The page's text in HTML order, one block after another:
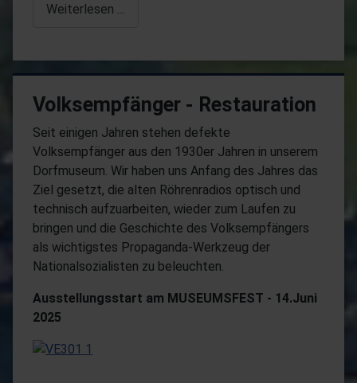
Weiterlesen …
Volksempfänger - Restauration
Seit einigen Jahren stehen defekte
Volksempfänger aus den 1930er Jahren in unserem
Dorfmuseum. Wir haben uns Anfang des Jahres das
Ziel gesetzt, die alten Röhrenradios optisch und
technisch aufzuarbeiten, wieder zum Laufen zu
bringen und die Geschichte des Volksempfängers
als wichtigstes Propaganda-Werkzeug der
Nationalsozialisten zu beleuchten.
Ausstellungsstart am MUSEUMSFEST - 14.Juni
2025